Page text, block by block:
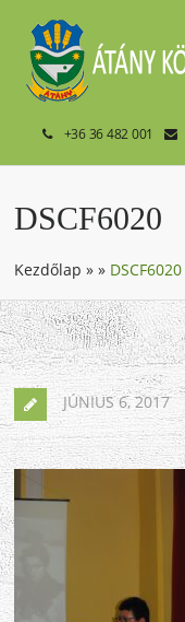
+36 36 482 001
DSCF6020
Kezdőlap »» DSCF6020
JÚNIUS 6, 2017